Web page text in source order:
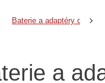
Baterie a adaptéry do
a